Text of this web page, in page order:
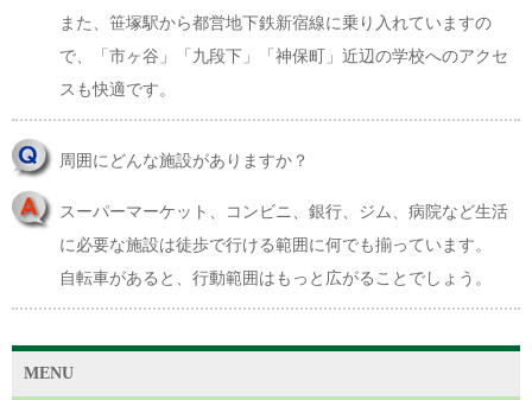
また、笹塚駅から都営地下鉄新宿線に乗り入れていますの
で、「市ヶ谷」「九段下」「神保町」近辺の学校へのアクセ
スも快適です。
周囲にどんな施設がありますか？
スーパーマーケット、コンビニ、銀行、ジム、病院など生活
に必要な施設は徒歩で行ける範囲に何でも揃っています。
自転車があると、行動範囲はもっと広がることでしょう。
MENU